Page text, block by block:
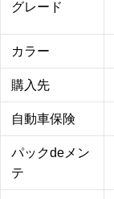
グレード
カラー
購入先
自動車保険
パックdeメン
テ